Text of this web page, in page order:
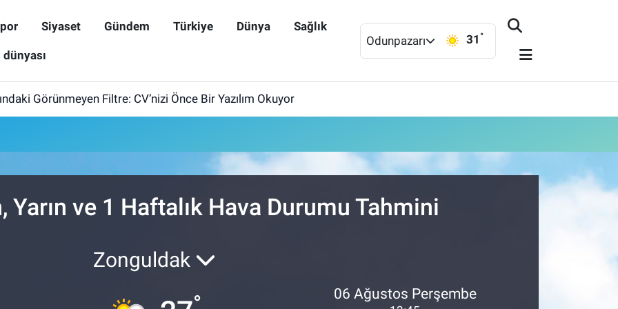
Siyaset Gündem Türkiye Dünya Sağlık
Odunpazarı 31 °
Görünmeyen Filtre: CV’nizi Önce Bir Yazılım Okuyor
Yarın ve 1 Haftalık Hava Durumu Tahmini
Zonguldak
° 06 Ağustos Perşembe